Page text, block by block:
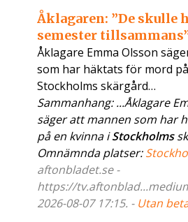
Åklagaren: ”De skulle
semester
Åklagare Emma Olsson
som har häktats för mord
Stockholms skärgård…
Sammanhang: ...Åklagare
säger att mannen som har
på en kvinna iStockholms
Omnämnda platser:
aftonbladet.se -
https://
2026-08-07 17:15. - Utan